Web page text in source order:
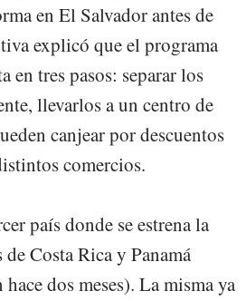
en El Salvador antes de
explicó que el programa
en tres pasos: separar los
llevarlos a un centro de
canjear por descuentos
comercios.
país donde se estrena la
Costa Rica y Panamá
dos meses). La misma ya